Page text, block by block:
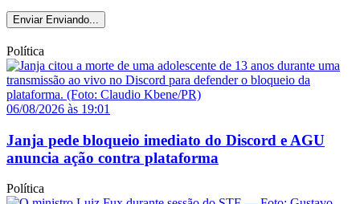
Enviar Enviando...
Política
06/08/2026 às 19:01
Janja pede bloqueio imediato do Discord e AGU
anuncia ação contra plataforma
Política